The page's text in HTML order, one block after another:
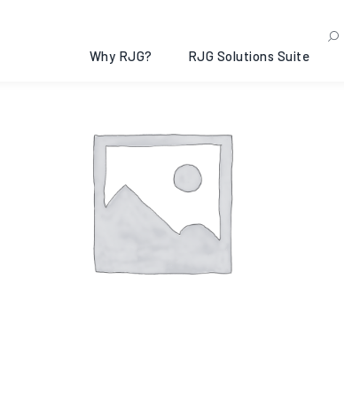
Why RJG? RJG Solutions Suite